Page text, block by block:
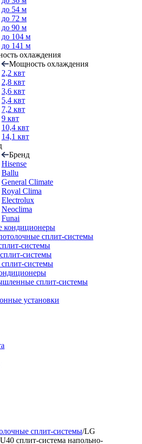
до 54 м
до 72 м
до 90 м
до 104 м
до 141 м
охлаждения
Мощность охлаждения
2,2 квт
2,8 квт
3,6 квт
5,4 квт
7,2 квт
9 квт
10,4 квт
14,1 квт
Бренд
Hisense
Ballu
General Climate
Royal Clima
Electrolux
Neoclima
Funai
кондиционеры
​сплит-системы
системы
системы
системы
сплит-системы
установки
сплит-системы/LG
сплит-система напольно-